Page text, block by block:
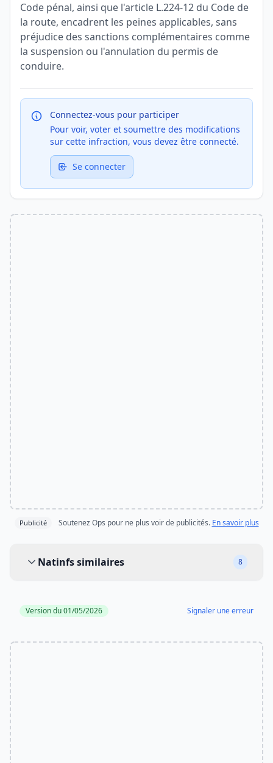
Code pénal, ainsi que l'article L.224-12 du Code de
la route, encadrent les peines applicables, sans
préjudice des sanctions complémentaires comme
la suspension ou l'annulation du permis de
conduire.
Connectez-vous pour participer
Pour voir, voter et soumettre des modifications
sur cette infraction, vous devez être connecté.
Se connecter
Publicité Soutenez Ops pour ne plus voir de publicités. En savoir plus
Natinfs similaires
8
Version du 01/05/2026 Signaler une erreur